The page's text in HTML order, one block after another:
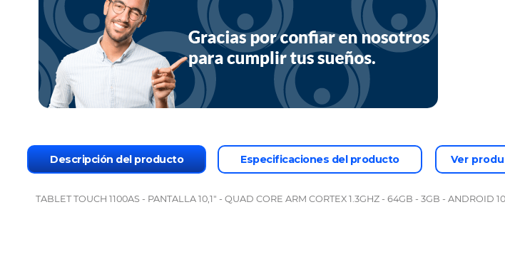
Descripción del producto Especificaciones del producto Ver
TABLET TOUCH 1100AS - PANTALLA 10,1" - QUAD CORE ARM CORTEX 1.3GHZ - 64GB - 3GB - ANDROID